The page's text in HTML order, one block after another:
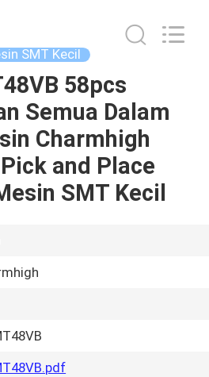
SMT Kecil
58pcs
Semua Dalam
Charmhigh
and Place
SMT Kecil